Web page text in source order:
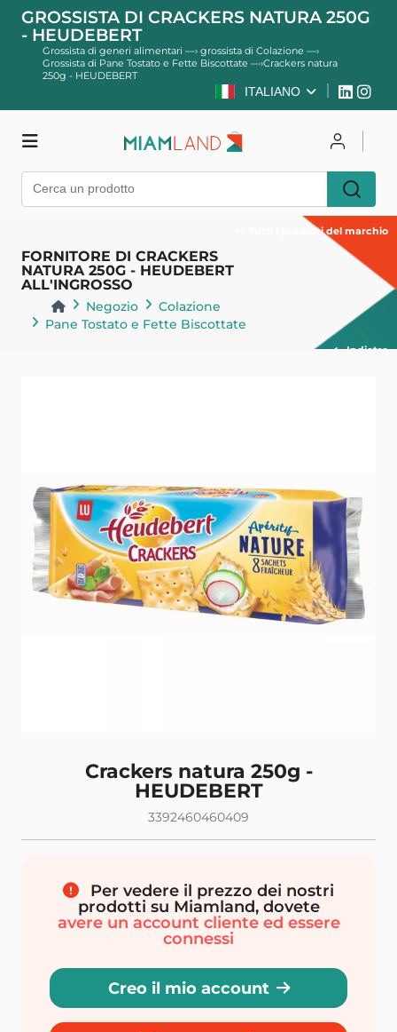
GROSSISTA DI CRACKERS NATURA 250G
- HEUDEBERT
Grossista di generi alimentari —› grossista di Colazione —›
Grossista di Pane Tostato e Fette Biscottate —›Crackers natura
250g - HEUDEBERT
ITALIANO
FORNITORE DI CRACKERS
NATURA 250G - HEUDEBERT
ALL'INGROSSO
Negozio
Colazione
Pane Tostato e Fette Biscottate
Tutti i prodotti del marchio
Indietro
Crackers natura 250g -
HEUDEBERT
3392460460409
Per vedere il prezzo dei nostri
prodotti su Miamland, dovete
avere un account cliente ed essere
connessi
Creo il mio account